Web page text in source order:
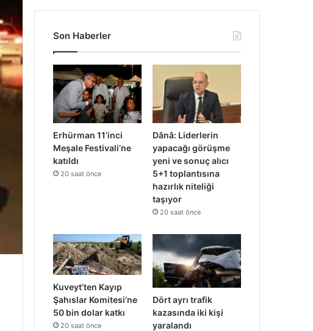
Son Haberler
Erhürman 11’inci
Meşale Festivali’ne
katıldı
20 saat önce
Dânâ: Liderlerin
yapacağı görüşme
yeni ve sonuç alıcı
5+1 toplantısına
hazırlık niteliği
taşıyor
20 saat önce
Kuveyt’ten Kayıp
Şahıslar Komitesi’ne
50 bin dolar katkı
20 saat önce
Dört ayrı trafik
kazasında iki kişi
yaralandı